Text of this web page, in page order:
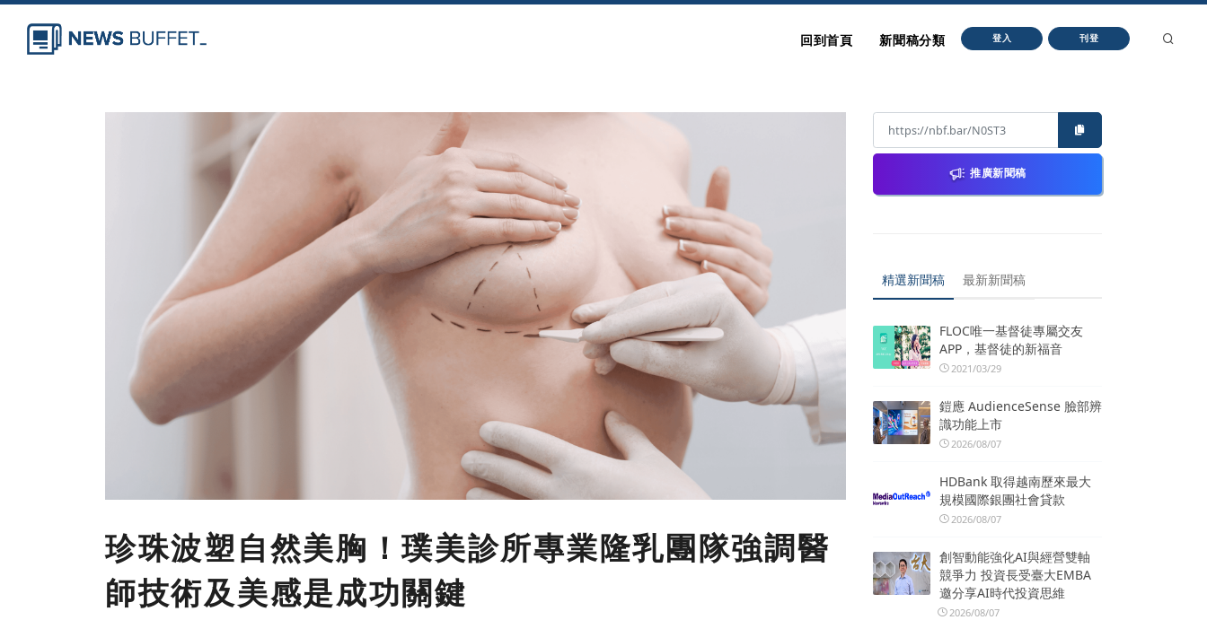
回到首頁 新聞稿分類 登入 刊登
珍珠波塑自然美胸！璞美診所專業隆乳團隊強調醫
師技術及美感是成功關鍵
推廣新聞稿
精選新聞稿 最新新聞稿
FLOC唯一基督徒專屬交友
APP，基督徒的新福音
2021/03/29
鎧應 AudienceSense 臉部辨
識功能上市
2026/08/07
HDBank 取得越南歷來最大
規模國際銀團社會貸款
2026/08/07
創智動能強化AI與經營雙軸
競爭力 投資長受臺大EMBA
邀分享AI時代投資思維
2026/08/07